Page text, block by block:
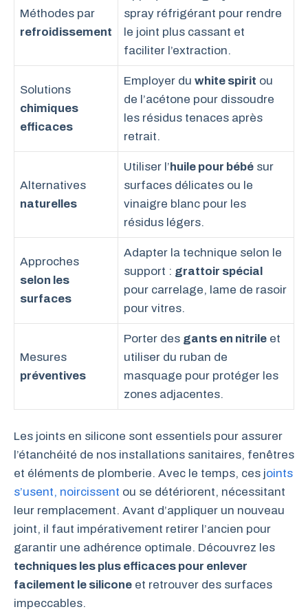
Méthodes par
refroidissement
spray réfrigérant pour rendre
le joint plus cassant et
faciliter l’extraction.
Solutions
chimiques
efficaces
Employer du white spirit ou
de l’acétone pour dissoudre
les résidus tenaces après
retrait.
Alternatives
naturelles
Utiliser l’huile pour bébé sur
surfaces délicates ou le
vinaigre blanc pour les
résidus légers.
Approches
selon les
surfaces
Adapter la technique selon le
support : grattoir spécial
pour carrelage, lame de rasoir
pour vitres.
Mesures
préventives
Porter des gants en nitrile et
utiliser du ruban de
masquage pour protéger les
zones adjacentes.
Les joints en silicone sont essentiels pour assurer
l’étanchéité de nos installations sanitaires, fenêtres
et éléments de plomberie. Avec le temps, ces joints
s’usent, noircissent ou se détériorent, nécessitant
leur remplacement. Avant d’appliquer un nouveau
joint, il faut impérativement retirer l’ancien pour
garantir une adhérence optimale. Découvrez les
techniques les plus efficaces pour enlever
facilement le silicone et retrouver des surfaces
impeccables.